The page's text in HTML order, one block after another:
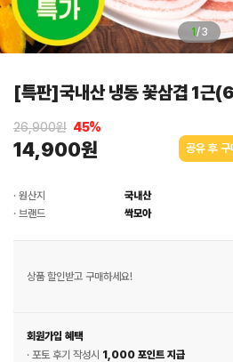
1 /3
[특판]국내산 냉동 꽃삼겹 1
26,900원 45%
14,900원 공유 후
· 원산지
국내산
· 브랜드
싹모아
상품 할인받고 구매하세요!
회원가입 혜택
· 포토 후기 작성시 1,000 포인트 지급